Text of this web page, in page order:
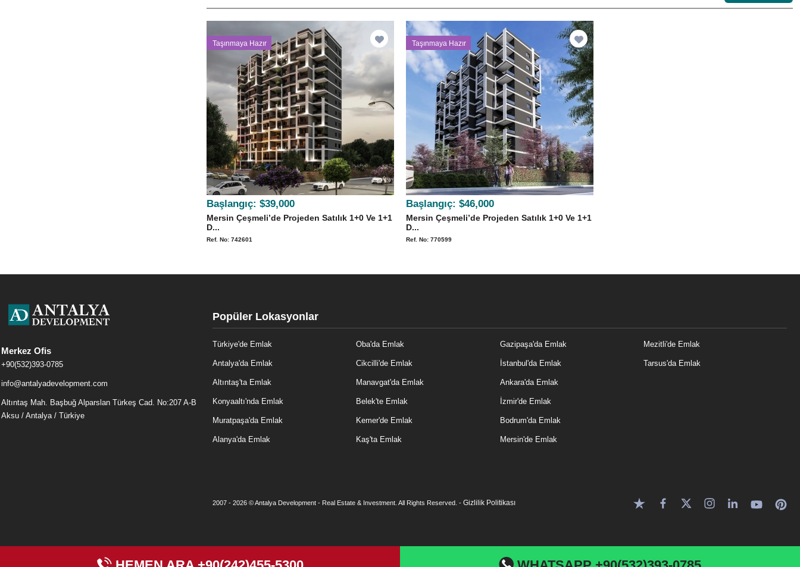
Taşınmaya Hazır
Başlangıç: $39,000
Mersin Çeşmeli’de Projeden Satılık 1+0 Ve 1+1
D...
Ref. No: 742601
Taşınmaya Hazır
Başlangıç: $46,000
Mersin Çeşmeli’de Projeden Satılık 1+0 Ve 1+1
D...
Ref. No: 770599
Merkez Ofis
+90(532)393-0785
info@antalyadevelopment.com
Altıntaş Mah. Başbuğ Alparslan Türkeş Cad. No:207 A-B
Aksu / Antalya / Türkiye
Popüler Lokasyonlar
Türkiye'de Emlak
Antalya'da Emlak
Altıntaş'ta Emlak
Konyaaltı'nda Emlak
Muratpaşa'da Emlak
Alanya'da Emlak
Oba'da Emlak
Cikcilli'de Emlak
Manavgat'da Emlak
Belek'te Emlak
Kemer'de Emlak
Kaş'ta Emlak
Gazipaşa'da Emlak
İstanbul'da Emlak
Ankara'da Emlak
İzmir'de Emlak
Bodrum'da Emlak
Mersin'de Emlak
Mezitli'de Emlak
Tarsus'da Emlak
2007 - 2026 © Antalya Development - Real Estate & Investment. All Rights Reserved. - Gizlilik Politikası